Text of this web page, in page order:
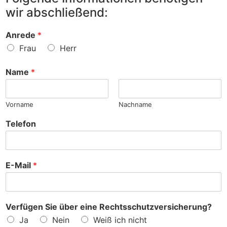
r
?
z
u
S
a
c
e
l
d
e
n
wir abschließend:
Anrede *
Frau
Herr
Name *
Vorname Nachname
Telefon
E-Mail *
Verfügen Sie über eine Rechtsschutzversicherung?
Ja
Nein Weiß ich nicht